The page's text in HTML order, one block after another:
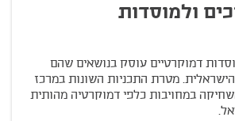
ולמוסדות
דמוקרטיים עוסק בנושאים שהם
מטרת התכניות השונות במרכז
במחויבות כלפי דמוקרטיה מהותית